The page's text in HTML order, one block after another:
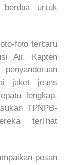
untuk
foto terbaru
Air, Kapten
jaket jeans
lengkap.
TPNPB-
terlihat
pesan